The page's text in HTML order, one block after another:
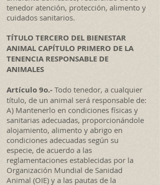
tenedor atención, protección, alimento y
cuidados sanitarios.
TÍTULO TERCERO DEL BIENESTAR
ANIMAL CAPÍTULO PRIMERO DE LA
TENENCIA RESPONSABLE DE
ANIMALES
Artículo 9o.- Todo tenedor, a cualquier
título, de un animal será responsable de:
A) Mantenerlo en condiciones físicas y
sanitarias adecuadas, proporcionándole
alojamiento, alimento y abrigo en
condiciones adecuadas según su
especie, de acuerdo a las
reglamentaciones establecidas por la
Organización Mundial de Sanidad
Animal (OIE) y a las pautas de la